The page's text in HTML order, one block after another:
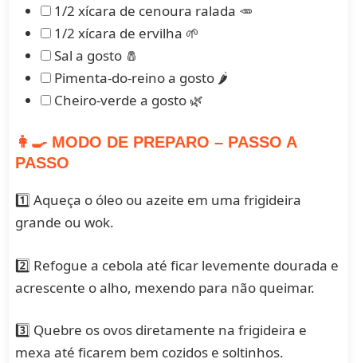
1/2 xícara de cenoura ralada 🥕
1/2 xícara de ervilha 🌱
Sal a gosto 🧂
Pimenta-do-reino a gosto 🌶️
Cheiro-verde a gosto 🌿
👩‍🍳 MODO DE PREPARO – PASSO A
PASSO
1️⃣ Aqueça o óleo ou azeite em uma frigideira
grande ou wok.
2️⃣ Refogue a cebola até ficar levemente dourada e
acrescente o alho, mexendo para não queimar.
3️⃣ Quebre os ovos diretamente na frigideira e
mexa até ficarem bem cozidos e soltinhos.